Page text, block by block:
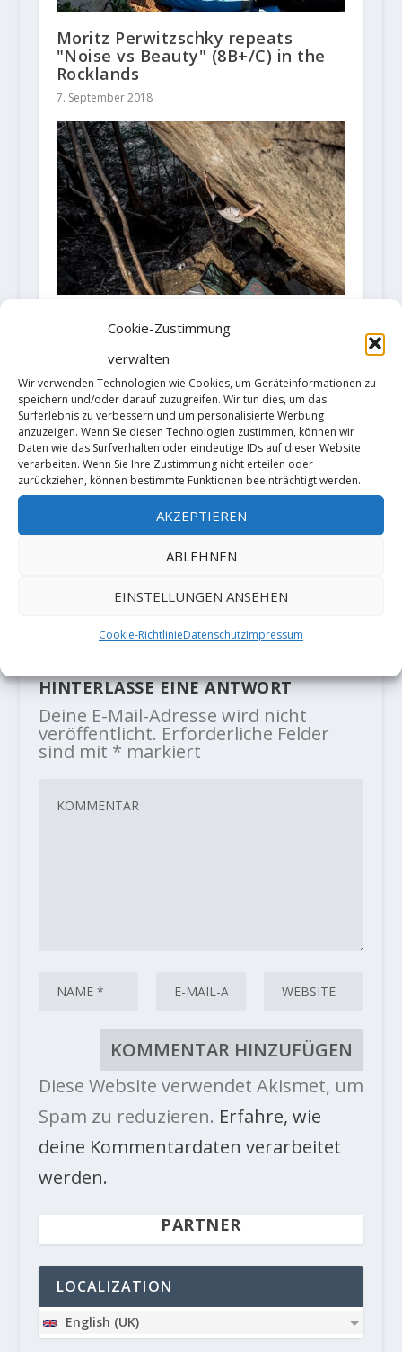
Cookie-Zustimmung
verwalten
Wir verwenden Technologien wie Cookies, um Geräteinformationen zu
speichern und/oder darauf zuzugreifen. Wir tun dies, um das
Surferlebnis zu verbessern und um personalisierte Werbung
anzuzeigen. Wenn Sie diesen Technologien zustimmen, können wir
Daten wie das Surfverhalten oder eindeutige IDs auf dieser Website
verarbeiten. Wenn Sie Ihre Zustimmung nicht erteilen oder
zurückziehen, können bestimmte Funktionen beeinträchtigt werden.
AKZEPTIEREN
ABLEHNEN
EINSTELLUNGEN ANSEHEN
Cookie-RichtlinieDatenschutzImpressum
Moritz Perwitzschky repeats
"Noise vs Beauty" (8B+/C) in the
Rocklands
7. September 2018
"Epitaph" 8C(+) by Toru Nakajima
Nacho Sánchez wiederholt „El
2. Februar 2018
HINTERLASSE EINE ANTWORT
Deine E-Mail-Adresse wird nicht
veröffentlicht. Erforderliche Felder
sind mit * markiert
Diese Website verwendet Akismet, um
Spam zu reduzieren. Erfahre, wie
deine Kommentardaten verarbeitet
werden.
PARTNER
LOCALIZATION
English (UK)